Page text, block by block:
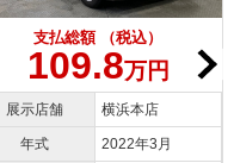
支払総額 （税込）
109.8万円
展示店舗 横浜本店
年式 2022年3月